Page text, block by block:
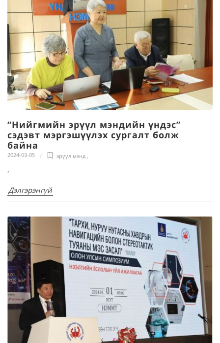
“Нийгмийн эрүүл мэндийн үндэс”
сэдэвт мэргэшүүлэх сургалт болж
байна
2024-03-05 эрүүл мэнд ,
,
Дэлгэрэнгүй